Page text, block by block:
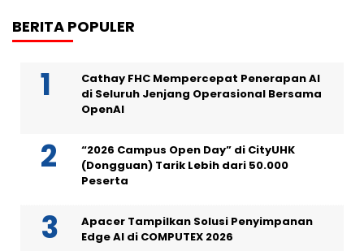
BERITA POPULER
Cathay FHC Mempercepat Penerapan AI
di Seluruh Jenjang Operasional Bersama
OpenAI
“2026 Campus Open Day” di CityUHK
(Dongguan) Tarik Lebih dari 50.000
Peserta
Apacer Tampilkan Solusi Penyimpanan
Edge AI di COMPUTEX 2026